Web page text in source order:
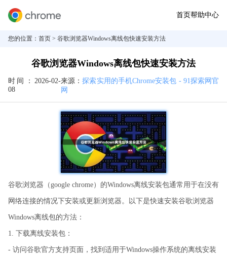
首页帮助中心
您的位置： 首页 > 谷歌浏览器Windows离线包快速安装方法
谷歌浏览器Windows离线包快速安装方法
时间： 2026-02-
08
来源：探索实用的手机Chrome安装包 - 91探索网官
网
谷歌浏览器（google chrome）的Windows离线安装包通常用于在没有
网络连接的情况下安装或更新浏览器。以下是快速安装谷歌浏览器
Windows离线包的方法：
1. 下载离线安装包：
- 访问谷歌官方支持页面，找到适用于Windows操作系统的离线安装